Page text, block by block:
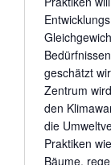
geschätzt
Zentrum
den
die
Praktiken
Bäume,